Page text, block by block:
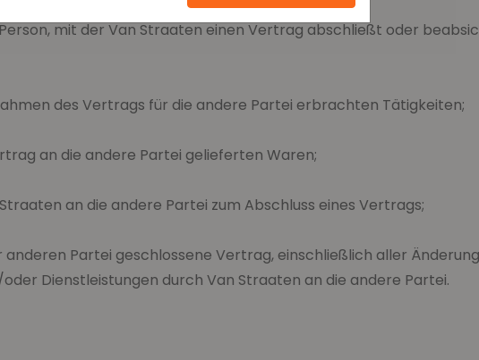
mit der Van Straaten einen Vertrag abschließt oder
des Vertrags für die andere Partei erbrachten Tätigkeiten;
an die andere Partei gelieferten Waren;
an die andere Partei zum Abschluss eines Vertrags;
anderen Partei geschlossene Vertrag, einschließlich aller
Dienstleistungen durch Van Straaten an die andere Partei.